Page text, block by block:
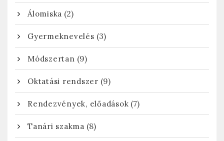
Álomiska (2)
Gyermeknevelés (3)
Módszertan (9)
Oktatási rendszer (9)
Rendezvények, előadások (7)
Tanári szakma (8)